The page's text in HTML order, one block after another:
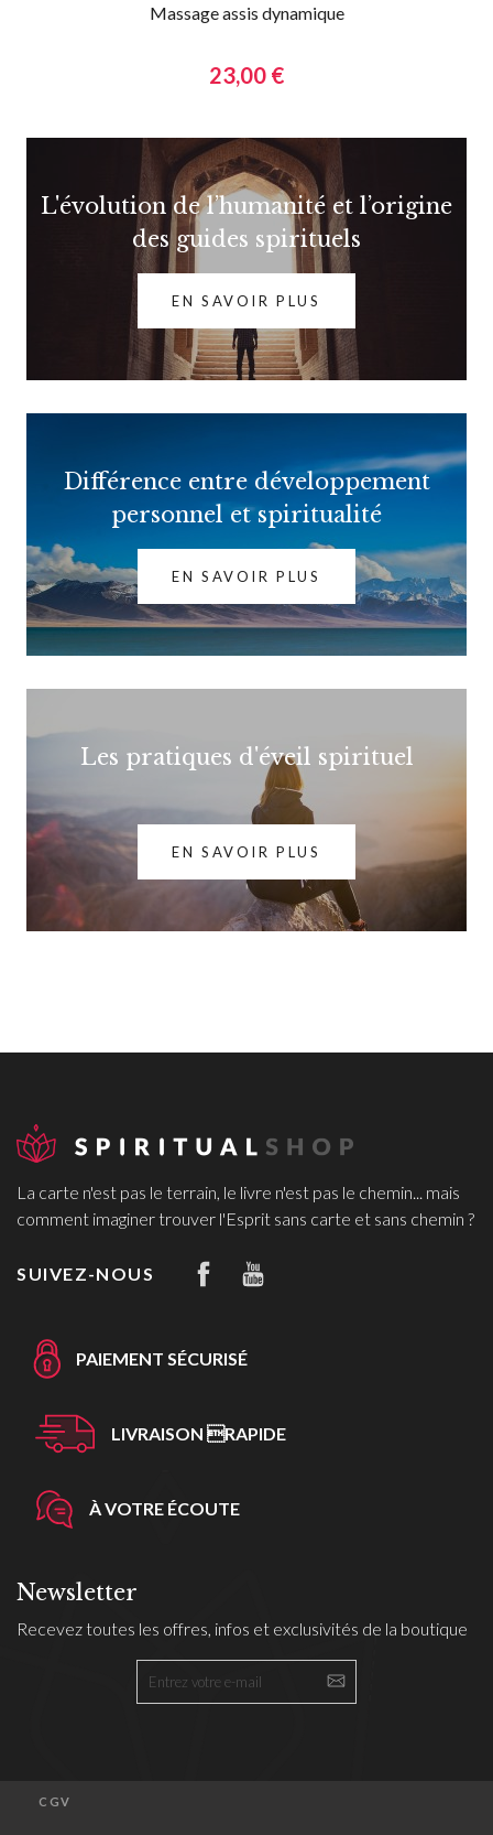
Massage assis dynamique
23,00 €
L'évolution de l’humanité et l’origine
des guides spirituels
EN SAVOIR PLUS
Différence entre développement
personnel et spiritualité
EN SAVOIR PLUS
Les pratiques d'éveil spirituel
EN SAVOIR PLUS
La carte n'est pas le terrain, le livre n'est pas le chemin... mais
comment imaginer trouver l'Esprit sans carte et sans chemin ?
SUIVEZ-NOUS
PAIEMENT SÉCURISÉ
LIVRAISON RAPIDE
À VOTRE ÉCOUTE
Newsletter
Recevez toutes les offres, infos et exclusivités de la boutique
CGV